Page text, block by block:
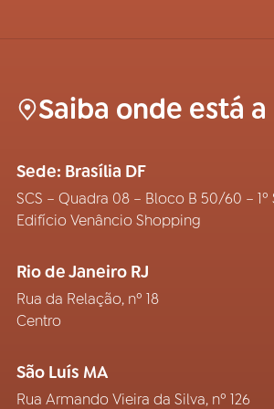
Saiba onde está a
Sede: Brasília DF
SCS – Quadra 08 – Bloco B 50/60 – 1º
Edifício Venâncio Shopping
Rio de Janeiro RJ
Rua da Relação, nº 18
Centro
São Luís MA
Rua Armando Vieira da Silva, nº 126